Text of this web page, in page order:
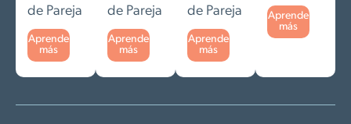
de Pareja
Aprende
más
de Pareja
Aprende
más
de Pareja
Aprende
más
Aprende
más